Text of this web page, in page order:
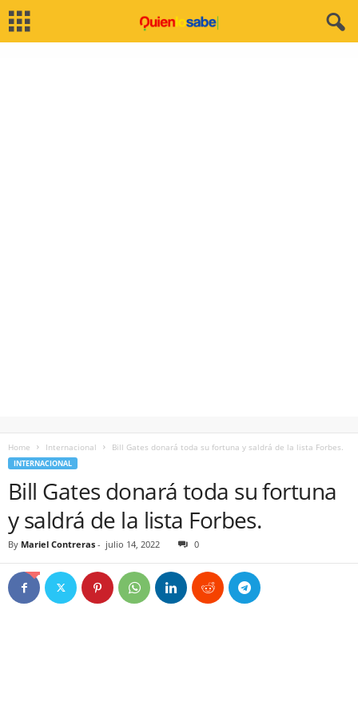
Home Internacional Bill Gates donará toda su fortuna y saldrá de la lista Forbes.
INTERNACIONAL
Bill Gates donará toda su fortuna
y saldrá de la lista Forbes.
By Mariel Contreras - julio 14, 2022 0